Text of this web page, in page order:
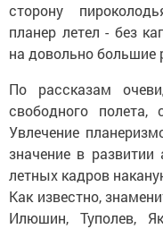
сторону
планер летел - без
на довольно большие
По рассказам
свободного
Увлечение
значение в развитии
летных кадров
Как известно,
Илюшин, Туполев,